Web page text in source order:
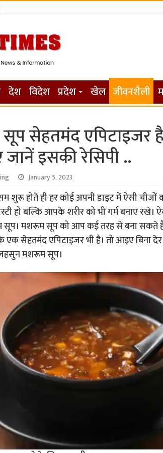
देश विदेश प्रदेश खेल जीवनशैली
सेहतमंद एपिटाइजर
इसकी रेसिपी ..
January 5, 2023
शुरू होते ही हर कोई अपनी डाइट में ऐसी चीजों
हो बल्कि आपके शरीर को भी गर्म बनाए रखे।
मशरूम सूप को आप कई तरह से बना सकते
सेहतमंद एपिटाइजर भी है। तो आइए बिना
लहसुन मशरूम सूप।